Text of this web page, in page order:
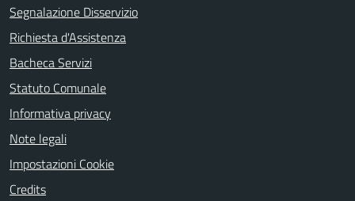
Segnalazione Disservizio
Richiesta d'Assistenza
Bacheca Servizi
Statuto Comunale
Informativa privacy
Note legali
Impostazioni Cookie
Credits